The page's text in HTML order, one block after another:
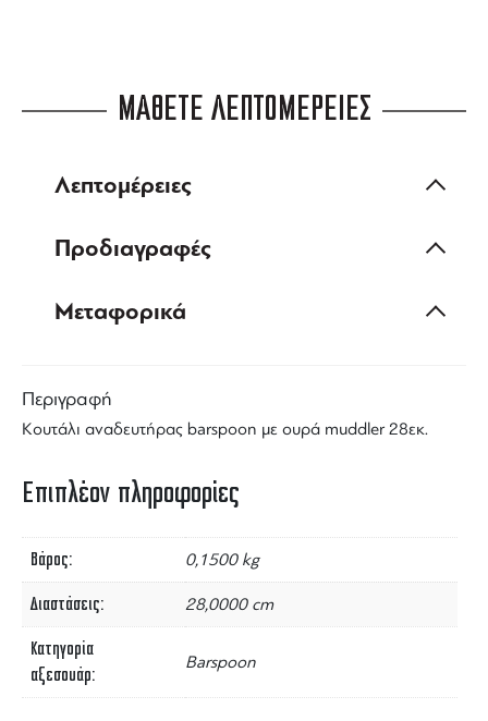
ΜΑΘΕΤΕ ΛΕΠΤΟΜΕΡΕΙΕΣ
Λεπτομέρειες
Προδιαγραφές
Μεταφορικά
Περιγραφή
Κουτάλι αναδευτήρας barspoon με ουρά muddler 28εκ.
Επιπλέον πληροφορίες
Βάρος 0,1500 kg
Διαστάσεις 28,0000 cm
Κατηγορία
αξεσουάρ
Barspoon